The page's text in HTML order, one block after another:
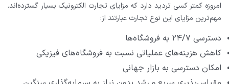
امروزه کمتر کسی تردید دارد که مزایای تجارت الکترونیک بسیار گسترده‌اند.
مهم‌ترین مزایای این نوع تجارت عبارتند از:
دسترسی ۲۴/۷ به فروشگاه‌ها
کاهش هزینه‌های عملیاتی نسبت به فروشگاه‌های فیزیکی
امکان دسترسی به بازار جهانی